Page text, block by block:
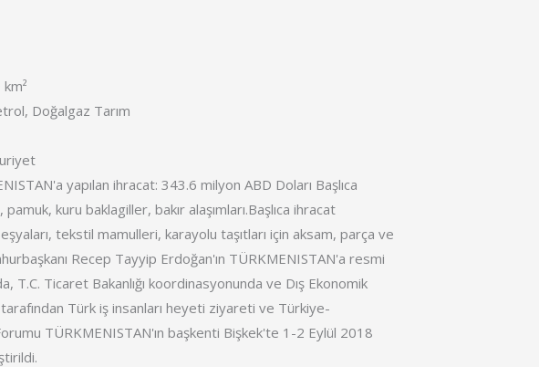
Doğalgaz Tarım
yapılan ihracat: 343.6 milyon ABD Doları Başlıca
kuru baklagiller, bakır alaşımları.Başlıca ihracat
tekstil mamulleri, karayolu taşıtları için aksam, parça ve
Recep Tayyip Erdoğan'ın TÜRKMENISTAN'a resmi
T.C. Ticaret Bakanlığı koordinasyonunda ve Dış Ekonomik
Türk iş insanları heyeti ziyareti ve Türkiye-
TÜRKMENISTAN'ın başkenti Bişkek'te 1-2 Eylül 2018